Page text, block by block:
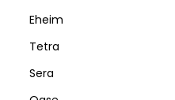
Eheim
Tetra
Sera